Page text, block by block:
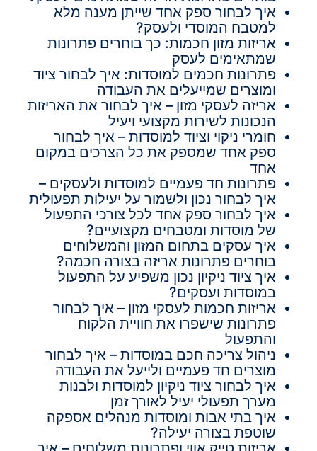
איך לבחור ספק אחד שייתן מענה מלא
למטבח המוסדי ולעסק?
אריזות מזון חכמות: כך בוחרים פתרונות
שמתאימים לעסק
פתרונות חכמים למוסדות: איך לבחור ציוד
ומוצרים שמייעלים את העבודה
אריזה לעסקי מזון – איך לבחור את האריזות
הנכונות לשירות מקצועי ויעיל
חומרי ניקוי וציוד למוסדות – איך לבחור
ספק אחד שמספק את כל הצרכים במקום
אחד
פתרונות חד פעמיים למוסדות ולעסקים –
איך לבחור נכון ולשמור על יעילות תפעולית
איך לבחור ספק אחד לכל צורכי התפעול
של מוסדות ומטבחים מקצועיים?
איך עסקים בתחום המזון והמשלוחים
בוחרים פתרונות אריזה בצורה חכמה?
איך ציוד ניקיון נכון משפיע על התפעול
במוסדות ועסקים?
אריזות חכמות לעסקי מזון – איך לבחור
פתרונות שישפרו את חוויית הלקוח
והתפעול
ניהול צריכה חכם במוסדות – איך לבחור
מוצרים חד פעמיים ולייעל את העבודה
איך לבחור ציוד ניקיון למוסדות ולבנות
מערך תפעולי יעיל לאורך זמן
איך בתי אבות ומוסדות מנהלים אספקה
שוטפת בצורה יעילה?